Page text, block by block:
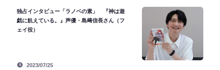
独占インタビュー「ラノベの素」 『神は遊
戯に飢えている。』声優・島﨑信長さん（フ
ェイ役）
2023/07/25